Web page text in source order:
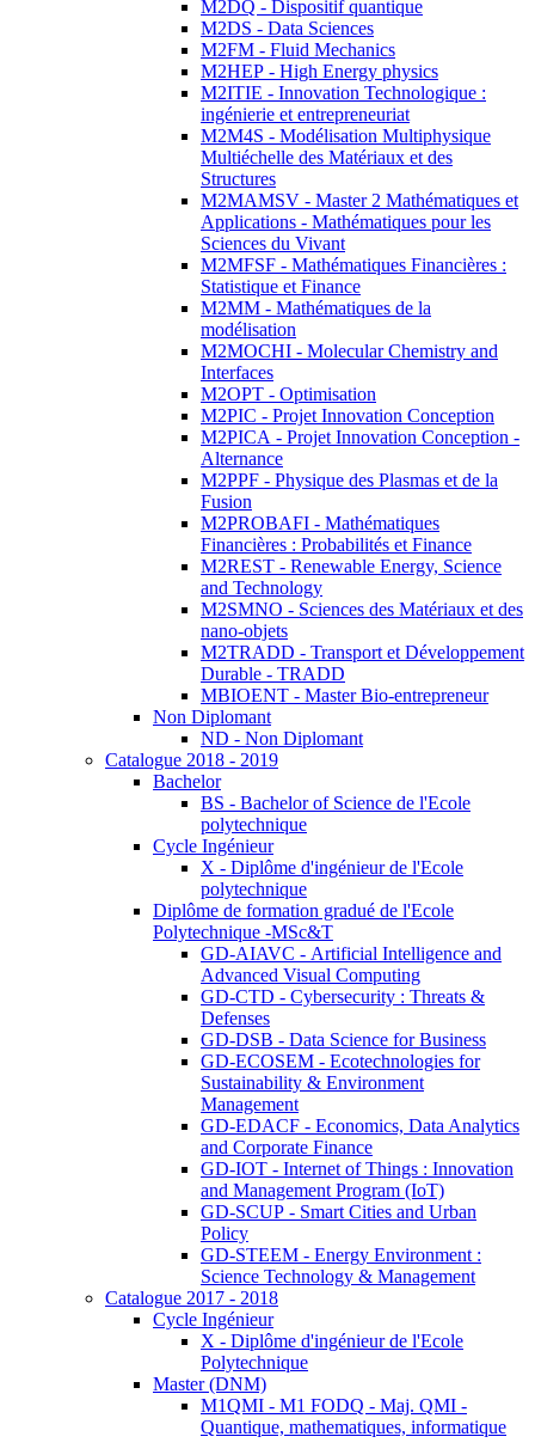
M2DQ - Dispositif quantique
M2DS - Data Sciences
M2FM - Fluid Mechanics
M2HEP - High Energy physics
M2ITIE - Innovation Technologique :
ingénierie et entrepreneuriat
M2M4S - Modélisation Multiphysique
Multiéchelle des Matériaux et des
Structures
M2MAMSV - Master 2 Mathématiques et
Applications - Mathématiques pour les
Sciences du Vivant
M2MFSF - Mathématiques Financières :
Statistique et Finance
M2MM - Mathématiques de la
modélisation
M2MOCHI - Molecular Chemistry and
Interfaces
M2OPT - Optimisation
M2PIC - Projet Innovation Conception
M2PICA - Projet Innovation Conception -
Alternance
M2PPF - Physique des Plasmas et de la
Fusion
M2PROBAFI - Mathématiques
Financières : Probabilités et Finance
M2REST - Renewable Energy, Science
and Technology
M2SMNO - Sciences des Matériaux et des
nano-objets
M2TRADD - Transport et Développement
Durable - TRADD
MBIOENT - Master Bio-entrepreneur
Non Diplomant
ND - Non Diplomant
Catalogue 2018 - 2019
Bachelor
BS - Bachelor of Science de l'Ecole
polytechnique
Cycle Ingénieur
X - Diplôme d'ingénieur de l'Ecole
polytechnique
Diplôme de formation gradué de l'Ecole
Polytechnique -MSc&T
GD-AIAVC - Artificial Intelligence and
Advanced Visual Computing
GD-CTD - Cybersecurity : Threats &
Defenses
GD-DSB - Data Science for Business
GD-ECOSEM - Ecotechnologies for
Sustainability & Environment
Management
GD-EDACF - Economics, Data Analytics
and Corporate Finance
GD-IOT - Internet of Things : Innovation
and Management Program (IoT)
GD-SCUP - Smart Cities and Urban
Policy
GD-STEEM - Energy Environment :
Science Technology & Management
Catalogue 2017 - 2018
Cycle Ingénieur
X - Diplôme d'ingénieur de l'Ecole
Polytechnique
Master (DNM)
M1QMI - M1 FODQ - Maj. QMI -
Quantique, mathematiques, informatique